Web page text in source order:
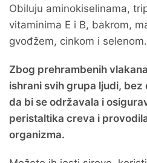
Obiluju aminokiselinama,
vitaminima E i B, bakrom,
gvođžem, cinkom i selenom.
Zbog prehrambenih
ishrani svih grupa ljudi, bez
da bi se održavala i
peristaltika creva i
organizma.